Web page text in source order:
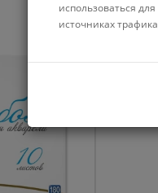
использоваться
источниках